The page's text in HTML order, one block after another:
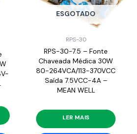
ESGOTADO
RPS-30
RPS-30-7.5 – Fonte
Chaveada Médica 30W
80-264VCA/113-370VCC
Saída 7.5VCC-4A –
MEAN WELL
LER MAIS